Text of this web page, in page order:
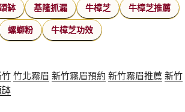
缽 基隆抓漏 牛樟芝 牛樟芝推薦
螺螄粉 牛樟芝功效
竹北霧眉 新竹霧眉預約 新竹霧眉推薦 新竹